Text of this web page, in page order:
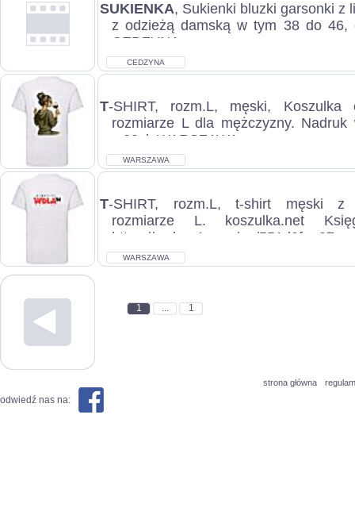
SUKIENKA, Sukienki bluzki garsonki z
z odzieżą damską w tym 38 do 46,
CEDZYNA...
CEDZYNA
T-SHIRT, rozm.L, męski,
rozmiarze L dla mężczyzny.
c.39zł. WARSZAWA...
WARSZAWA
T-SHIRT, rozm.L, t-shirt męski z
rozmiarze L. koszulka.net
https://webep1.com/go/
WARSZAWA...
WARSZAWA
1 ... 1
strona główna
odwiedź nas na: